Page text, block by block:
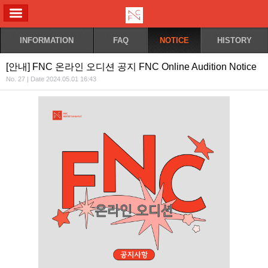
INFORMATION FAQ NOTICE HISTORY
[안내] FNC 온라인 오디션 공지 FNC Online Audition Notice
No. 27 | Date 2024.05.01 16:43